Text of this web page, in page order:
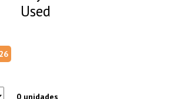
Used
0 unidades